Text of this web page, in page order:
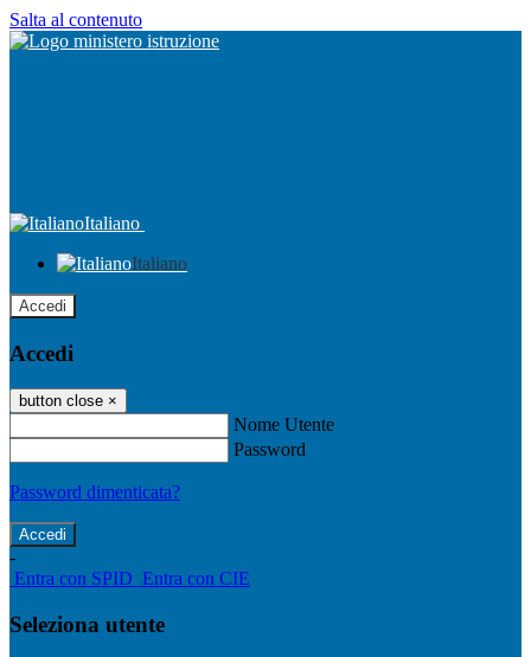
Salta al contenuto
Italiano
Italiano
Accedi
Accedi
button close ×
Nome Utente
Password
Password dimenticata?
-
Entra con SPID Entra con CIE
Seleziona utente